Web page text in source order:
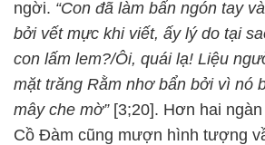
ngời. “Con đã làm bẩn ngón tay
bởi vết mực khi viết, ấy lý do tại
con lấm lem?/Ôi, quái lạ! Liệu
mặt trăng Rằm nhơ bẩn bởi vì nó
mây che mờ”[3;20]. Hơn hai
Cồ Đàm cũng mượn hình tượng